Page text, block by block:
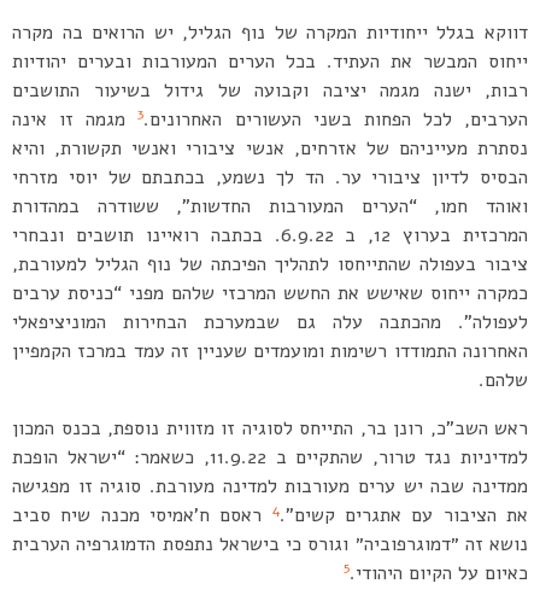
דווקא בגלל ייחודיות המקרה של נוף הגליל, יש הרואים בה מקרה
ייחוס המבשר את העתיד. בכל הערים המעורבות ובערים יהודיות
רבות, ישנה מגמה יציבה וקבועה של גידול בשיעור התושבים
הערבים, לכל הפחות בשני העשורים האחרונים.3מגמה זו אינה
נסתרת מעייניהם של אזרחים, אנשי ציבורי ואנשי תקשורת, והיא
הבסיס לדיון ציבורי ער. הד לך נשמע, בכתבתם של יוסי מזרחי
ואוהד חמו, “הערים המעורבות החדשות”, ששודרה במהדורת
המרכזית בערוץ 12, ב 6.9.22. בכתבה רואיינו תושבים ונבחרי
ציבור בעפולה שהתייחסו לתהליך הפיכתה של נוף הגליל למעורבת,
כמקרה ייחוס שאישש את החשש המרכזי שלהם מפני “כניסת ערבים
לעפולה”. מהכתבה עלה גם שבמערכת הבחירות המוניציפאלי
האחרונה התמודדו רשימות ומועמדים שעניין זה עמד במרכז הקמפיין
שלהם.
ראש השב”כ, רונן בר, התייחס לסוגיה זו מזווית נוספת, בכנס המכון
למדיניות נגד טרור, שהתקיים ב 11.9.22, כשאמר: “ישראל הופכת
ממדינה שבה יש ערים מעורבות למדינה מעורבת. סוגיה זו מפגישה
את הציבור עם אתגרים קשים”.4
ראסם ח’אמיסי מכנה שיח סביב
נושא זה ״דמוגרפוביה״ וגורס כי בישראל נתפסת הדמוגרפיה הערבית
כאיום על הקיום היהודי.5